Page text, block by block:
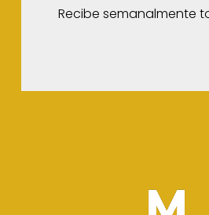
Recibe semanalmente